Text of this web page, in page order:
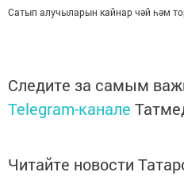
Сатып алучыларын кайнар чәй һәм
Следите за самым
Telegram-канале
Читайте новости